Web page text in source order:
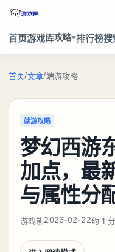
首页游戏库攻略 排行榜搜
首页/文章/端游攻略
端游攻略
梦幻西游
加点，最
与属性分
游戏熊2026-02-22约 1